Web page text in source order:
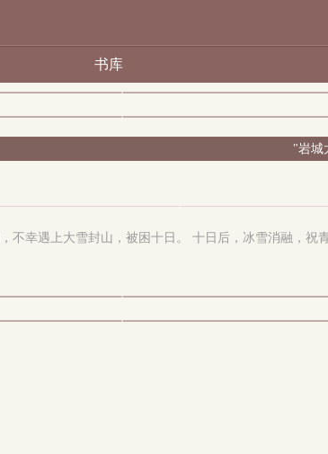
书库
"岩城
不幸遇上大雪封山，被困十日。 十日后，冰雪消融，